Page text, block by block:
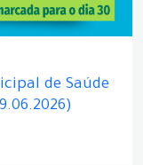
de Saúde